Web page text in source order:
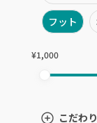
横
大
フット
¥1,000
こだわ